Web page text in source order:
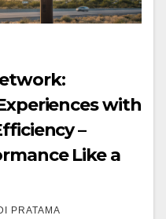
with
–
Like a
PRATAMA